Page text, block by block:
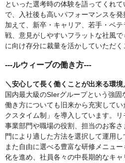
といった選考時の体験を語ってくれ
で、入社後も高いパフォーマンスを発
加えて、新卒・キャリア、若手・ベ
戦、意見がしやすいフラットな社風で
に向け存分に裁量を活かしていただく
---ルウィーブの働き方---
＼安心して長く働くことが出来る環境
国内最大級のSIerグループという強固
働き方についても旧来から充実して
クスタイム制」を導入しています。
事業部門や職場の役割、担当のお客
門により適した方法を選択して運用し
また自由に選べる豊富な研修メニュ
化を進め、社員各々の中長期的なキ